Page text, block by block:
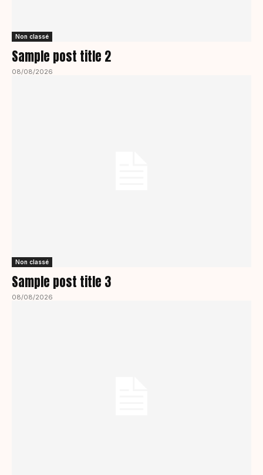
Non classé
Sample post title 2
08/08/2026
Non classé
Sample post title 3
08/08/2026